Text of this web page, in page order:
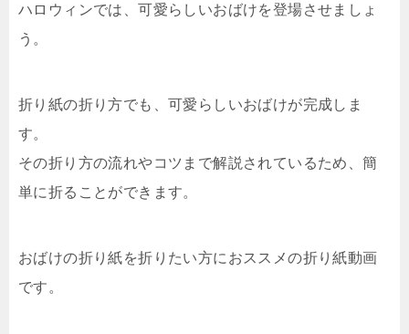
ハロウィンでは、可愛らしいおばけを登場させましょ
う。
折り紙の折り方でも、可愛らしいおばけが完成しま
す。
その折り方の流れやコツまで解説されているため、簡
単に折ることができます。
おばけの折り紙を折りたい方におススメの折り紙動画
です。